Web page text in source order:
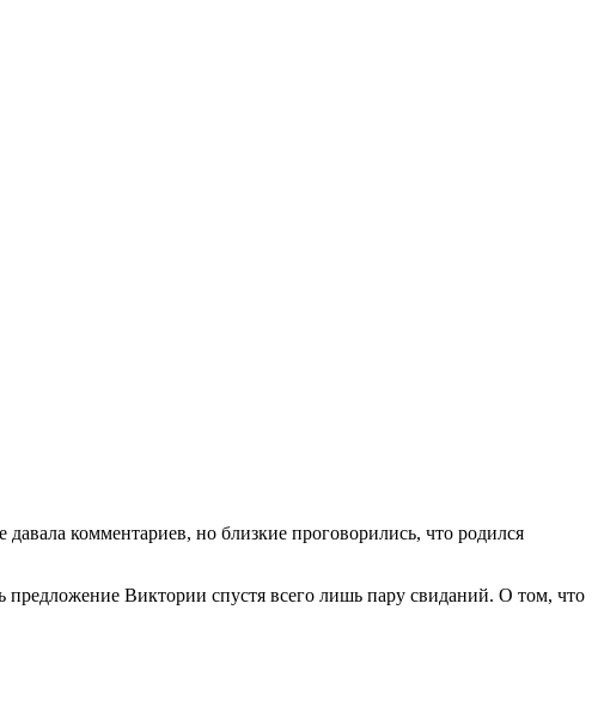
комментариев, но близкие проговорились, что родился
Виктории спустя всего лишь пару свиданий. О том, что